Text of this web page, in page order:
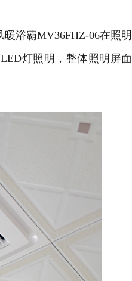
浴霸MV36FHZ-06在照明
灯照明，整体照明屏面